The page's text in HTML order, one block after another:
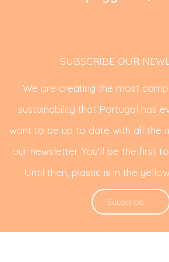
SUBSCRIBE OUR
We are creating the most
sustainability that Portugal has
want to be up to date with all the
our newsletter. You'll be the first
Until then, plastic is in the
Subscribe